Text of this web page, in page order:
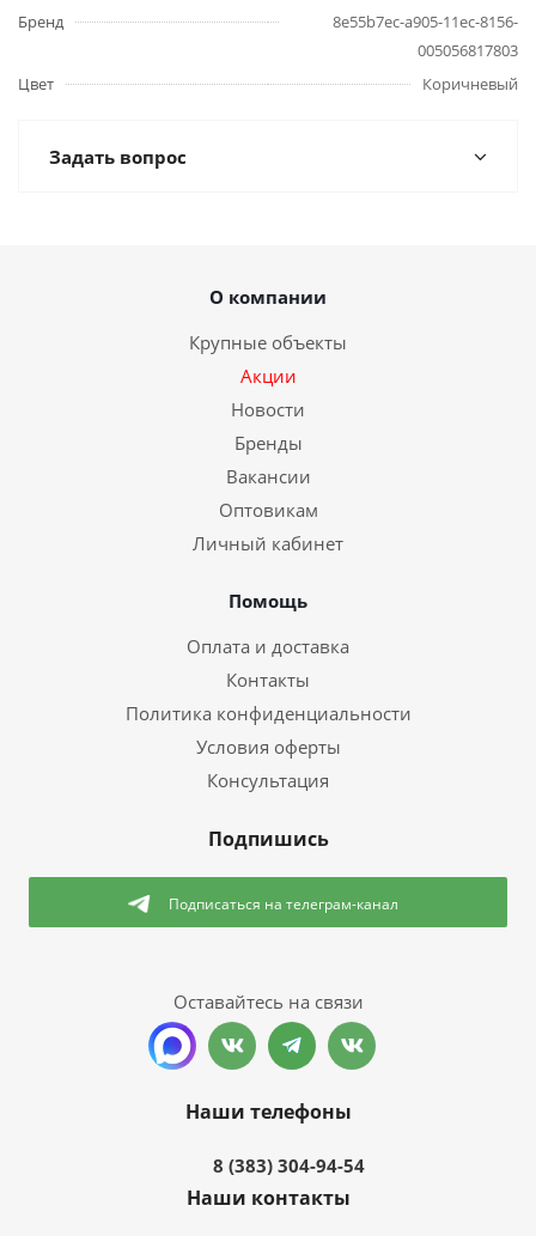
Бренд
8e55b7ec-a905-11ec-8156-
005056817803
Цвет
Коричневый
Задать вопрос
О компании
Крупные объекты
Акции
Новости
Бренды
Вакансии
Оптовикам
Личный кабинет
Помощь
Оплата и доставка
Контакты
Политика конфиденциальности
Условия оферты
Консультация
Подпишись
Подписаться на телеграм-канал
Оставайтесь на связи
Наши телефоны
8 (383) 304-94-54
Наши контакты